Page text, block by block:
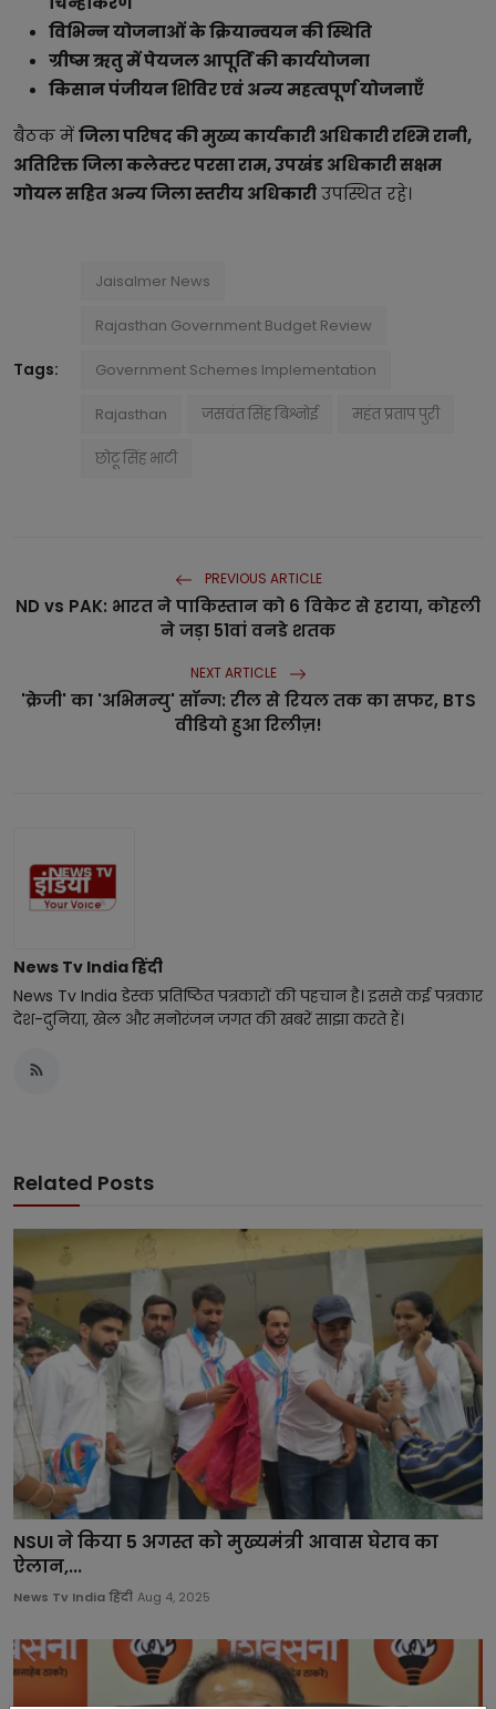
विभिन्न योजनाओं के क्रियान्वयन की स्थिति
ग्रीष्म ऋतु में पेयजल आपूर्ति की कार्ययोजना
किसान पंजीयन शिविर एवं अन्य महत्वपूर्ण योजनाएँ
बैठक मेंजिला परिषद की मुख्य कार्यकारी अधिकारी रश्मि रानी,
अतिरिक्त जिला कलेक्टर परसा राम, उपखंड अधिकारी सक्षम
गोयल सहित अन्य जिला स्तरीय अधिकारीउपस्थित रहे।
Tags:
Jaisalmer News
Rajasthan Government Budget Review
Government Schemes Implementation
Rajasthan जसवंत सिंह बिश्नोई महंत प्रताप पुरी
छोटू सिंह भाटी
PREVIOUS ARTICLE
ND vs PAK: भारत ने पाकिस्तान को 6 विकेट से हराया, कोहली
ने जड़ा 51वां वनडे शतक
NEXT ARTICLE
'क्रेजी' का 'अभिमन्यु' सॉन्ग: रील से रियल तक का सफर, BTS
वीडियो हुआ रिलीज़!
News Tv India हिंदी
News Tv India डेस्क प्रतिष्ठित पत्रकारों की पहचान है। इससे कई पत्रकार
देश-दुनिया, खेल और मनोरंजन जगत की खबरें साझा करते हैं।
Related Posts
NSUI ने किया 5 अगस्त को मुख्यमंत्री आवास घेराव का
ऐलान,...
News Tv India हिंदी Aug 4, 2025